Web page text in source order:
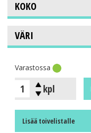
Varastossa
kpl
Lisää toivelistalle